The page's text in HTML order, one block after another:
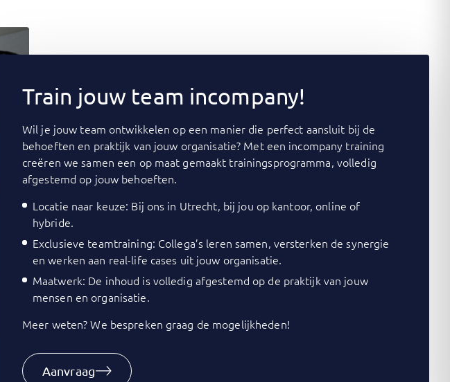
Train jouw team incompany!
Wil je jouw team ontwikkelen op een manier die perfect aansluit bij de
behoeften en praktijk van jouw organisatie? Met een incompany training
creëren we samen een op maat gemaakt trainingsprogramma, volledig
afgestemd op jouw behoeften.
Locatie naar keuze: Bij ons in Utrecht, bij jou op kantoor, online of
hybride.
Exclusieve teamtraining: Collega’s leren samen, versterken de synergie
en werken aan real-life cases uit jouw organisatie.
Maatwerk: De inhoud is volledig afgestemd op de praktijk van jouw
mensen en organisatie.
Meer weten? We bespreken graag de mogelijkheden!
Aanvraag